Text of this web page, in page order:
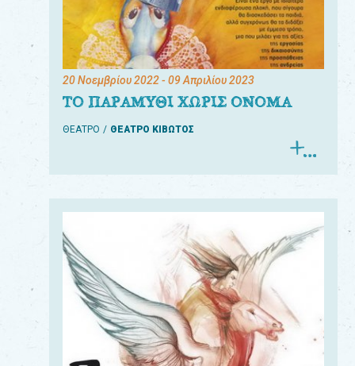
20 Νοεμβρίου 2022- 09 Απριλίου 2023
ΤΟ ΠΑΡΑΜΥΘΙ ΧΩΡΙΣ ΟΝΟΜΑ
ΘΕΑΤΡΟ ΘΕΑΤΡΟ ΚΙΒΩΤΟΣ